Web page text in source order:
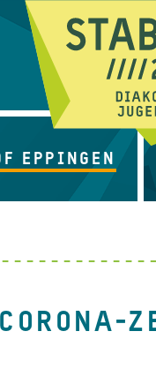
EPPINGEN